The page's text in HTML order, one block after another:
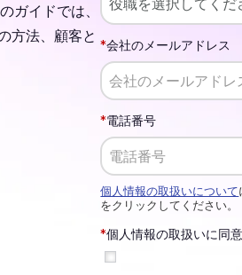
ガイドでは、
方法、顧客と
*会社のメールアドレス
*電話番号
個人情報の取扱いについて
をクリックしてください。
*個人情報の取扱いに同